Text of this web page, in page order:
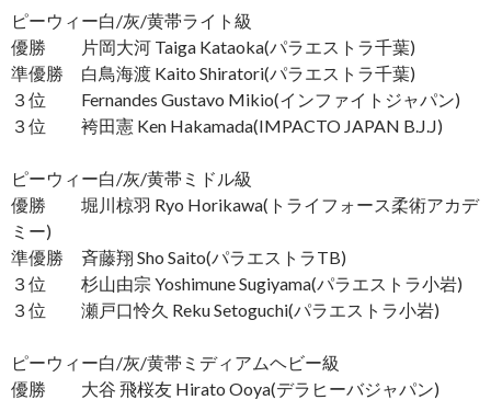
ピーウィー白/灰/黄帯ライト級
優勝 片岡大河 Taiga Kataoka(パラエストラ千葉)
準優勝 白鳥海渡 Kaito Shiratori(パラエストラ千葉)
３位 Fernandes Gustavo Mikio(インファイトジャパン)
３位 袴田憲 Ken Hakamada(IMPACTO JAPAN B.J.J)
ピーウィー白/灰/黄帯ミドル級
優勝 堀川椋羽 Ryo Horikawa(トライフォース柔術アカデ
ミー)
準優勝 斉藤翔 Sho Saito(パラエストラTB)
３位 杉山由宗 Yoshimune Sugiyama(パラエストラ小岩)
３位 瀬戸口怜久 Reku Setoguchi(パラエストラ小岩)
ピーウィー白/灰/黄帯ミディアムヘビー級
優勝 大谷 飛桜友 Hirato Ooya(デラヒーバジャパン)